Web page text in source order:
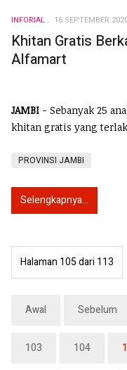
INFORIAL 16 SEPTEMBER
Khitan Gratis
Alfamart
JAMBI - Sebanyak 25
khitan gratis yang
PROVINSI JAMBI
Selengkapnya...
Halaman 105 dari 113
Awal Sebelum
103 104